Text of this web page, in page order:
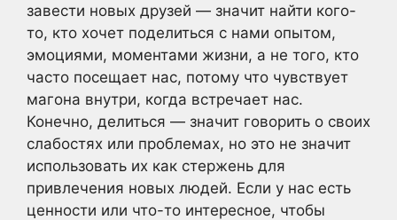
завести новых друзей — значит найти кого-
то, кто хочет поделиться с нами опытом,
эмоциями, моментами жизни, а не того, кто
часто посещает нас, потому что чувствует
магона внутри, когда встречает нас.
Конечно, делиться — значит говорить о своих
слабостях или проблемах, но это не значит
использовать их как стержень для
привлечения новых людей. Если у нас есть
ценности или что-то интересное, чтобы